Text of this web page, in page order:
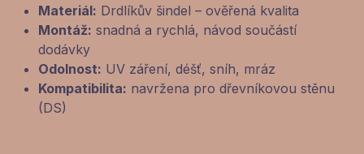
Materiál: Drdlíkův šindel – ověřená kvalita
Montáž: snadná a rychlá, návod součástí
dodávky
Odolnost: UV záření, déšť, sníh, mráz
Kompatibilita: navržena pro dřevníkovou stěnu
(DS)